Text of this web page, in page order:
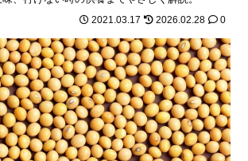
2021.03.17 2026.02.28 0